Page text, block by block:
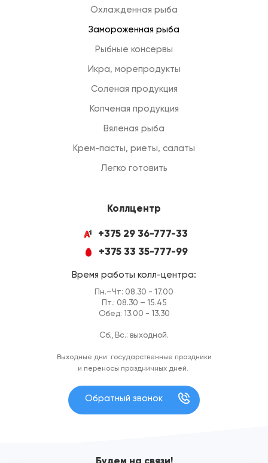
Охлажденная рыба
Замороженная рыба
Рыбные консервы
Икра, морепродукты
Соленая продукция
Копченая продукция
Вяленая рыба
Крем-пасты, риеты, салаты
Легко готовить
Коллцентр
+375 29 36-777-33
+375 33 35-777-99
Время работы колл-центра:
Пн.–Чт: 08.30 - 17.00
Пт.: 08.30 – 15.45
Обед: 13.00 - 13.30
Сб., Вс.: выходной.
Выходные дни: государственные праздники
и переносы праздничных дней.
Обратный звонок
Будем на связи!